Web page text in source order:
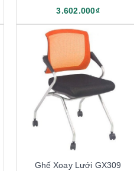
3.602.000₫
Ghế Xoay Lưới GX309